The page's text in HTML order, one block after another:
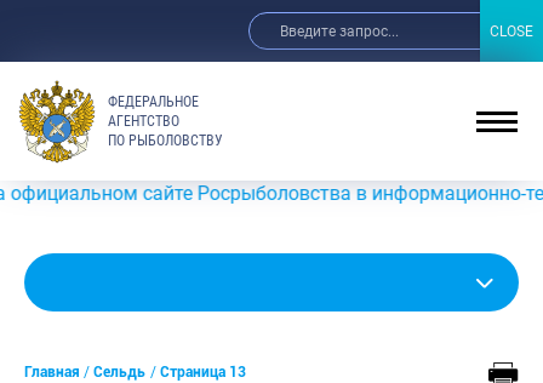
ФЕДЕРАЛЬНОЕ
АГЕНТСТВО
ПО РЫБОЛОВСТВУ
сайте Росрыболовства в информационно-
Главная Сельдь Страница 13
CLOSE
CLOSE